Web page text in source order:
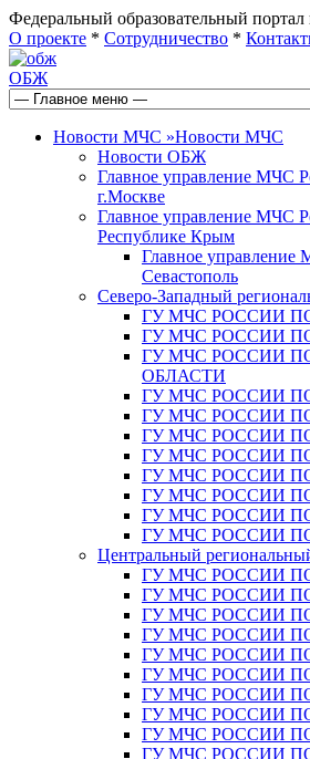
Федеральный образовательный
О проекте * Сотрудничество *
ОБЖ
Новости МЧС »Новости МЧС
Новости ОБЖ
Главное управление МЧС
г.Москве
Главное управление МЧС
Республике Крым
Главное управление
Севастополь
Северо-Западный
ГУ МЧС РОССИИ
ГУ МЧС РОССИИ
ГУ МЧС РОССИИ
ОБЛАСТИ
ГУ МЧС РОССИИ
ГУ МЧС РОССИИ
ГУ МЧС РОССИИ
ГУ МЧС РОССИИ
ГУ МЧС РОССИИ
ГУ МЧС РОССИИ
ГУ МЧС РОССИИ
ГУ МЧС РОССИИ
Центральный
ГУ МЧС РОССИИ
ГУ МЧС РОССИИ
ГУ МЧС РОССИИ
ГУ МЧС РОССИИ
ГУ МЧС РОССИИ
ГУ МЧС РОССИИ
ГУ МЧС РОССИИ
ГУ МЧС РОССИИ
ГУ МЧС РОССИИ
ГУ МЧС РОССИИ